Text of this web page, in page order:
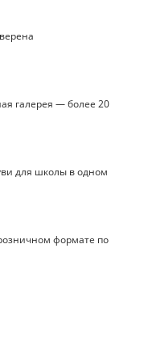
галерея — более 20
для школы в одном
формате по